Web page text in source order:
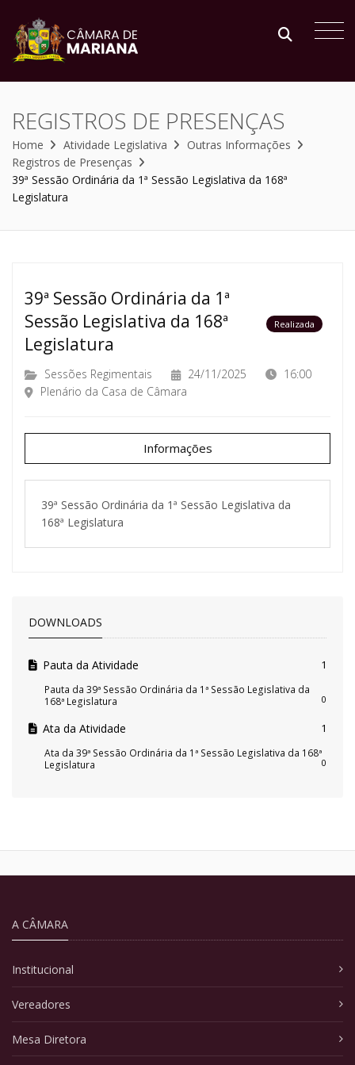
REGISTROS DE PRESENÇAS
Home Atividade Legislativa
Outras Informações
Registros de Presenças
39ª Sessão Ordinária da 1ª Sessão Legislativa da 168ª
Legislatura
39ª Sessão Ordinária da 1ª
Sessão Legislativa da 168ª
Legislatura
Realizada
Sessões Regimentais 24/11/2025
16:00
Plenário da Casa de Câmara
Informações
39ª Sessão Ordinária da 1ª Sessão Legislativa da
168ª Legislatura
DOWNLOADS
Pauta da Atividade 1
Pauta da 39ª Sessão Ordinária da 1ª Sessão Legislativa da
168ª Legislatura
0
Ata da Atividade 1
Ata da 39ª Sessão Ordinária da 1ª Sessão Legislativa da 168ª
Legislatura
0
A CÂMARA
Institucional
Vereadores
Mesa Diretora